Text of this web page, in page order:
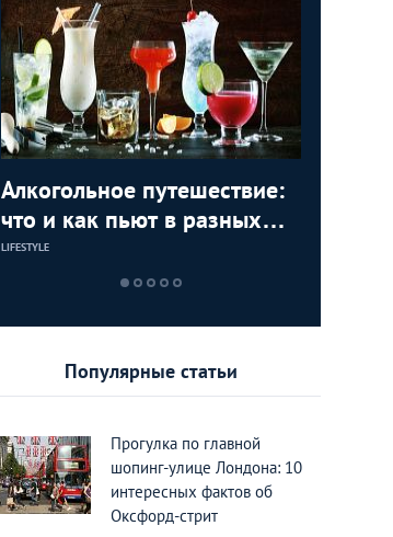
Алкогольное путешествие:
что и как пьют в разных
странах мира
LIFESTYLE
Популярные статьи
Прогулка по главной
шопинг-улице Лондона: 10
интересных фактов об
Оксфорд-стрит